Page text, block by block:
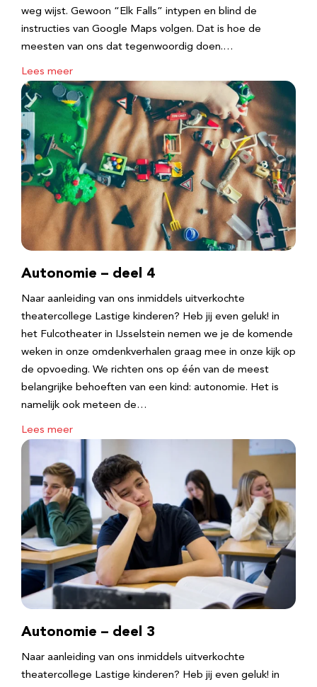
weg wijst. Gewoon “Elk Falls” intypen en blind de
instructies van Google Maps volgen. Dat is hoe de
meesten van ons dat tegenwoordig doen.…
Lees meer
Autonomie – deel 4
Naar aanleiding van ons inmiddels uitverkochte
theatercollege Lastige kinderen? Heb jij even geluk! in
het Fulcotheater in IJsselstein nemen we je de komende
weken in onze omdenkverhalen graag mee in onze kijk op
de opvoeding. We richten ons op één van de meest
belangrijke behoeften van een kind: autonomie. Het is
namelijk ook meteen de…
Lees meer
Autonomie – deel 3
Naar aanleiding van ons inmiddels uitverkochte
theatercollege Lastige kinderen? Heb jij even geluk! in